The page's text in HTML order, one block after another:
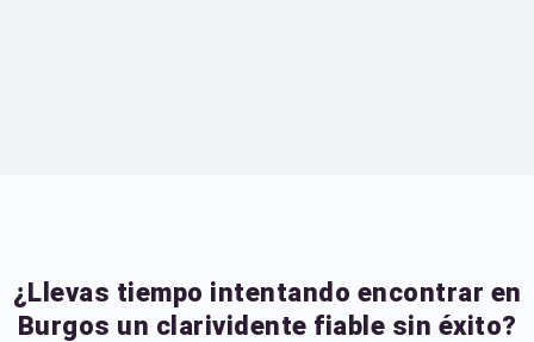
¿Llevas tiempo intentando encontrar en
Burgos un clarividente fiable sin éxito?